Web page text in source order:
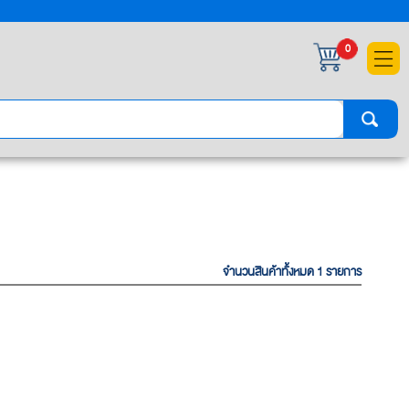
×
0
จำนวนสินค้าทั้งหมด 1 รายการ